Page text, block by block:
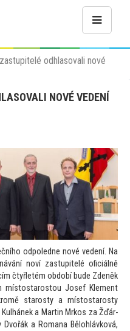
odhlasovali nové
NOVÉ VEDENÍ
odpoledne nové vedení. Na
noví zastupitelé oficiálně
čtyřletém období bude Zdeněk
místostarostou Josef Klement
starosty a místostarosty
a Martin Mrkos za Žďár-
a Romana Bělohlávková,